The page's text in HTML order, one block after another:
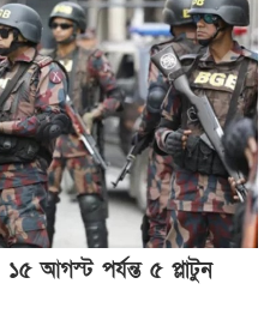
১৫ আগস্ট পর্যন্ত ৫ প্লাটুন